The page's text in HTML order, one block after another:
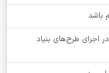
باشد
طرح‌های بنیاد